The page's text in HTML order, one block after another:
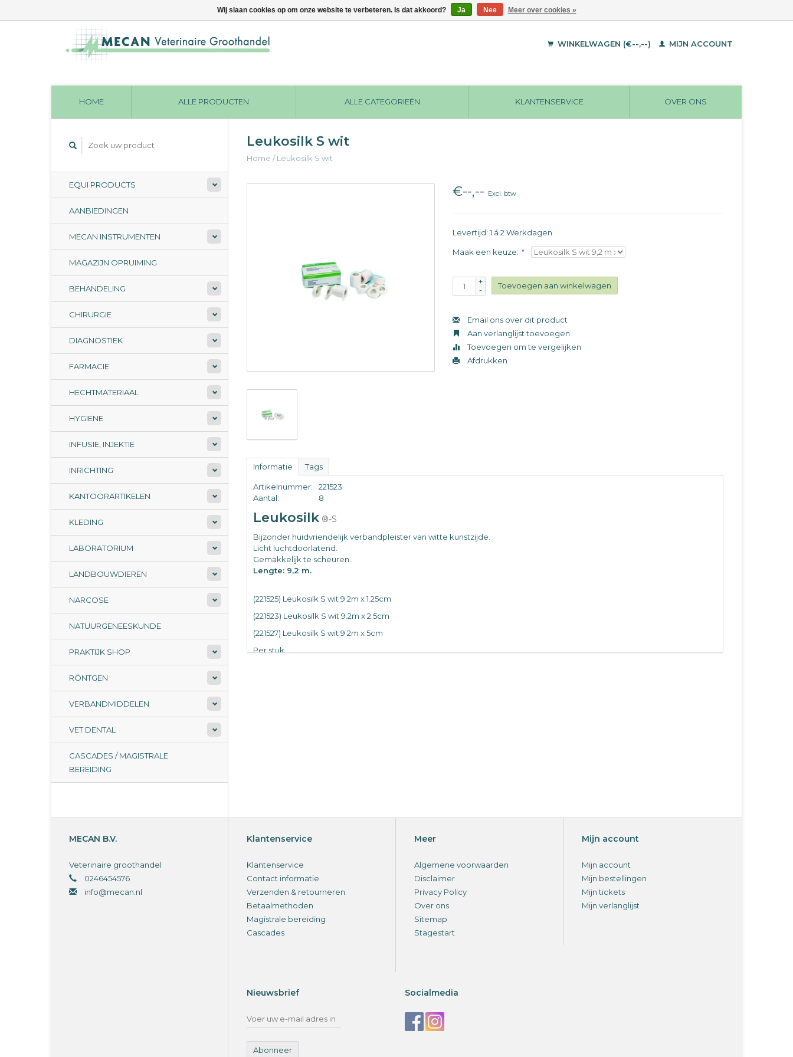
WINKELWAGEN (€--,--) MIJN ACCOUNT
HOME ALLE PRODUCTEN ALLE CATEGORIEËN KLANTENSERVICE OVER ONS
EQUI PRODUCTS
AANBIEDINGEN
MECAN INSTRUMENTEN
MAGAZIJN OPRUIMING
BEHANDELING
CHIRURGIE
DIAGNOSTIEK
FARMACIE
HECHTMATERIAAL
HYGIËNE
INFUSIE, INJEKTIE
INRICHTING
KANTOORARTIKELEN
KLEDING
LABORATORIUM
LANDBOUWDIEREN
NARCOSE
NATUURGENEESKUNDE
PRAKTIJK SHOP
RÖNTGEN
VERBANDMIDDELEN
VET DENTAL
CASCADES / MAGISTRALE
BEREIDING
Leukosilk S wit
Home /Leukosilk S wit
€--,-- Excl. btw
Levertijd: 1 á 2 Werkdagen
Maak een keuze: *
+
-
Toevoegen aan winkelwagen
Email ons over dit product
Aan verlanglijst toevoegen
Toevoegen om te vergelijken
Afdrukken
Informatie Tags
Artikelnummer:
221523
Aantal:
8
Leukosilk ®-S
Bijzonder huidvriendelijk verbandpleister van witte kunstzijde.
Licht luchtdoorlatend.
Gemakkelijk te scheuren.
Lengte: 9,2 m.
(221525) Leukosilk S wit 9.2m x 1.25cm
(221523) Leukosilk S wit 9.2m x 2.5cm
(221527) Leukosilk S wit 9.2m x 5cm
Per stuk.
MECAN B.V.
Veterinaire groothandel
0246454576
info@mecan.nl
Klantenservice
Klantenservice
Contact informatie
Verzenden & retourneren
Betaalmethoden
Magistrale bereiding
Cascades
Meer
Algemene voorwaarden
Disclaimer
Privacy Policy
Over ons
Sitemap
Stagestart
Mijn account
Mijn account
Mijn bestellingen
Mijn tickets
Mijn verlanglijst
Nieuwsbrief
Abonneer
Socialmedia
Wij slaan cookies op om onze website te verbeteren. Is dat akkoord? Ja Nee Meer over cookies »